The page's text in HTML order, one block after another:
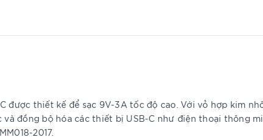
được thiết kế để sạc 9V-3A tốc độ cao. Với vỏ hợp kim
đồng bộ hóa các thiết bị USB-C như điện thoại thông
2017.